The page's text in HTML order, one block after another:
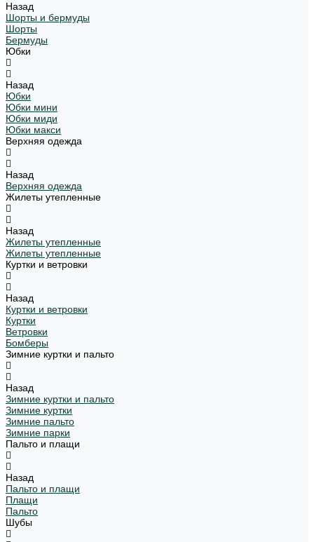
Назад
Шорты и бермуды
Шорты
Бермуды
Юбки
Назад
Юбки
Юбки мини
Юбки миди
Юбки макси
Верхняя одежда
Назад
Верхняя одежда
Жилеты утепленные
Назад
Жилеты утепленные
Жилеты утепленные
Куртки и ветровки
Назад
Куртки и ветровки
Куртки
Ветровки
Бомберы
Зимние куртки и пальто
Назад
Зимние куртки и пальто
Зимние куртки
Зимние пальто
Зимние парки
Пальто и плащи
Назад
Пальто и плащи
Плащи
Пальто
Шубы